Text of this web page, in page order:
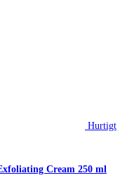
Hurtigt
Cream 250 ml